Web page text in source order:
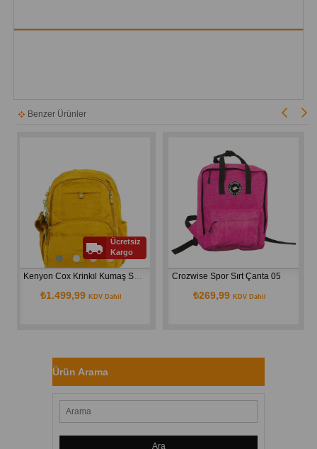
Benzer Ürünler
Kenyon Cox Krinkıl Kumaş Su Geçirmez  Sırt Çantası 8826
KDV Dahil
Ücretsiz
Kargo
Crozwise Spor Sırt Çanta 05
KDV Dahil
Ürün Arama
Ara